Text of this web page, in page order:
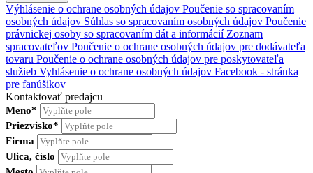
Výhlásenie o ochrane osobných údajov Poučenie so spracovaním
osobných údajov Súhlas so spracovaním osobných údajov Poučenie
právnickej osoby so spracovaním dát a informácií Zoznam
spracovateľov Poučenie o ochrane osobných údajov pre dodávateľa
tovaru Poučenie o ochrane osobných údajov pre poskytovateľa
služieb Vyhlásenie o ochrane osobných údajov Facebook - stránka
pre fanúšikov
Kontaktovať predajcu
Meno*
Priezvisko*
Firma
Ulica, číslo